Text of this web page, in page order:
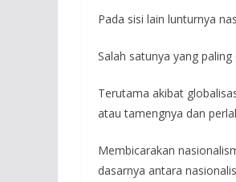
Pada sisi lain lunturnya
Salah satunya yang
Terutama akibat
atau tamengnya dan
Membicarakan
dasarnya antara